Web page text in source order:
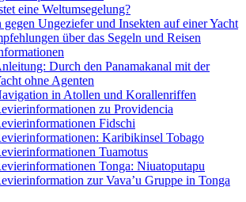
eine Weltumsegelung?
gegen Ungeziefer und Insekten auf einer Yacht
über das Segeln und Reisen
Durch den Panamakanal mit der
ohne Agenten
in Atollen und Korallenriffen
zu Providencia
Fidschi
Karibikinsel Tobago
Tuamotus
Tonga: Niuatoputapu
zur Vava’u Gruppe in Tonga